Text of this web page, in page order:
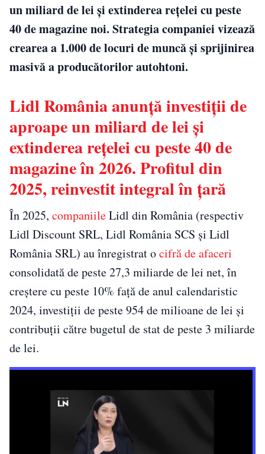
un miliard de lei și extinderea rețelei cu peste
40 de magazine noi. Strategia companiei vizează
crearea a 1.000 de locuri de muncă și sprijinirea
masivă a producătorilor autohtoni.
Lidl România anunță investiții de
aproape un miliard de lei și
extinderea rețelei cu peste 40 de
magazine în 2026. Profitul din
2025, reinvestit integral în țară
În 2025, companiileLidl din România (respectiv
Lidl Discount SRL, Lidl România SCS și Lidl
România SRL) au înregistrat ocifră de afaceri
consolidată de peste 27,3 miliarde de lei net, în
creștere cu peste 10% față de anul calendaristic
2024, investiții de peste 954 de milioane de lei și
contribuții către bugetul de stat de peste 3 miliarde
de lei.